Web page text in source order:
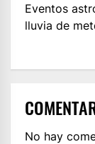
Eventos
lluvia de
No hay